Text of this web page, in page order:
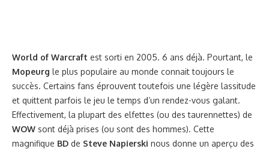
World of Warcraft est sorti en 2005. 6 ans déjà. Pourtant, le
Mopeurg le plus populaire au monde connait toujours le
succès. Certains fans éprouvent toutefois une légère lassitude
et quittent parfois le jeu le temps d’un rendez-vous galant.
Effectivement, la plupart des elfettes (ou des taurennettes) de
WOW sont déjà prises (ou sont des hommes). Cette
magnifique BD de Steve Napierski nous donne un aperçu des